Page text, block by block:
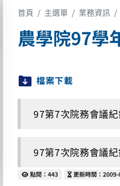
首頁 主選單 業務資訊
農學院97學
檔案下載
97第7次院務會議
97第7次院務會議
點閱
點閱：443 更新時間
更新時間：